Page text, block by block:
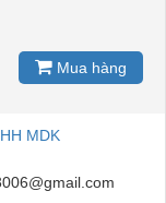
Mua hàng
MDK